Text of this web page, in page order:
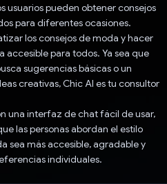
usuarios pueden obtener consejos
para diferentes ocasiones.
los consejos de moda y hacer
accesible para todos. Ya sea que
sugerencias básicas o un
creativas, Chic AI es tu consultor
una interfaz de chat fácil de usar,
las personas abordan el estilo
sea más accesible, agradable y
individuales.